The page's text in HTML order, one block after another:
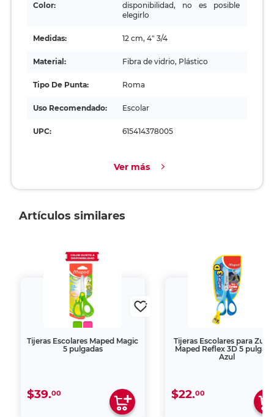
Color:
disponibilidad, no es posible
elegirlo
Medidas: 12 cm, 4" 3/4
Material: Fibra de vidrio, Plástico
Tipo De Punta: Roma
Uso Recomendado: Escolar
UPC: 615414378005
Ver más
Artículos similares
Tijeras Escolares Maped Magic
5 pulgadas
$39.00
Tijeras Escolares para
Maped Reflex 3D 5
Azul
$22.00